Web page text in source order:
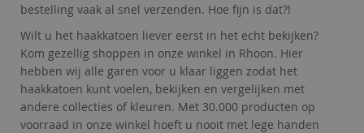
bestelling vaak al snel verzenden. Hoe fijn is dat?!
Wilt u het haakkatoen liever eerst in het echt bekijken?
Kom gezellig shoppen in onze winkel in Rhoon. Hier
hebben wij alle garen voor u klaar liggen zodat het
haakkatoen kunt voelen, bekijken en vergelijken met
andere collecties of kleuren. Met 30.000 producten op
voorraad in onze winkel hoeft u nooit met lege handen